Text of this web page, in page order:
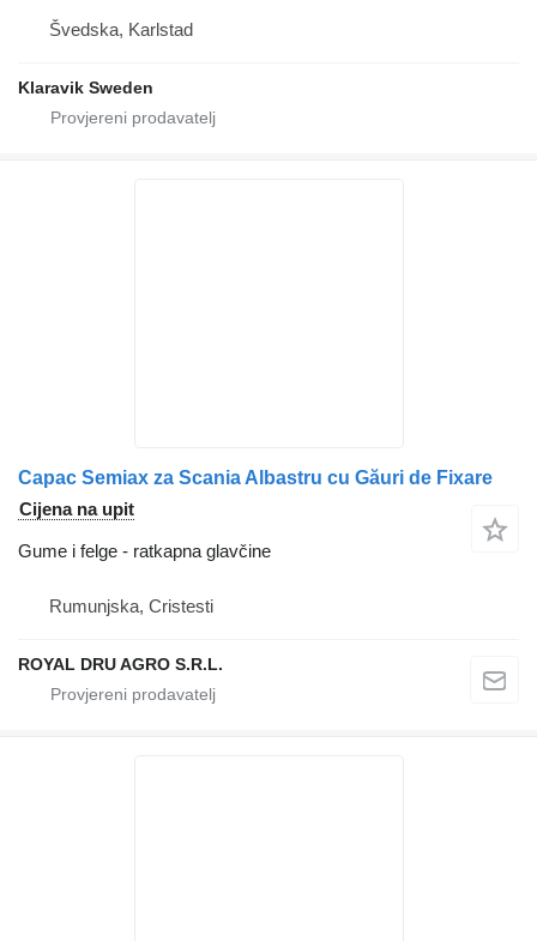
Švedska, Karlstad
Klaravik Sweden
Capac Semiax za Scania Albastru cu Găuri de Fixare
Cijena na upit
Gume i felge - ratkapna glavčine
Rumunjska, Cristesti
ROYAL DRU AGRO S.R.L.